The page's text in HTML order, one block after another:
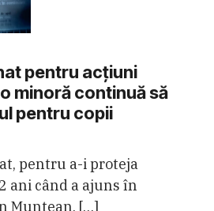
pentru acțiuni
minoră continuă să
pentru copii
pentru a-i proteja
ani când a ajuns în
Muntean. […]